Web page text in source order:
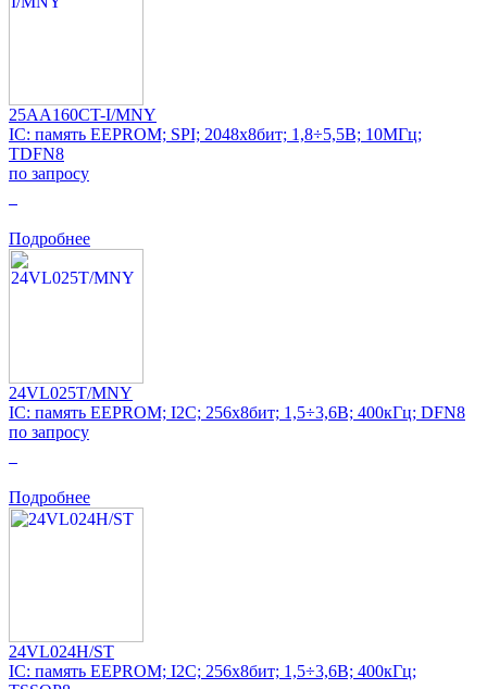
25AA160CT-I/MNY
IC: память EEPROM; SPI; 2048x8бит; 1,8÷5,5В; 10МГц;
TDFN8
по запросу
Подробнее
24VL025T/MNY
IC: память EEPROM; I2C; 256x8бит; 1,5÷3,6В; 400кГц; DFN8
по запросу
Подробнее
24VL024H/ST
IC: память EEPROM; I2C; 256x8бит; 1,5÷3,6В; 400кГц;